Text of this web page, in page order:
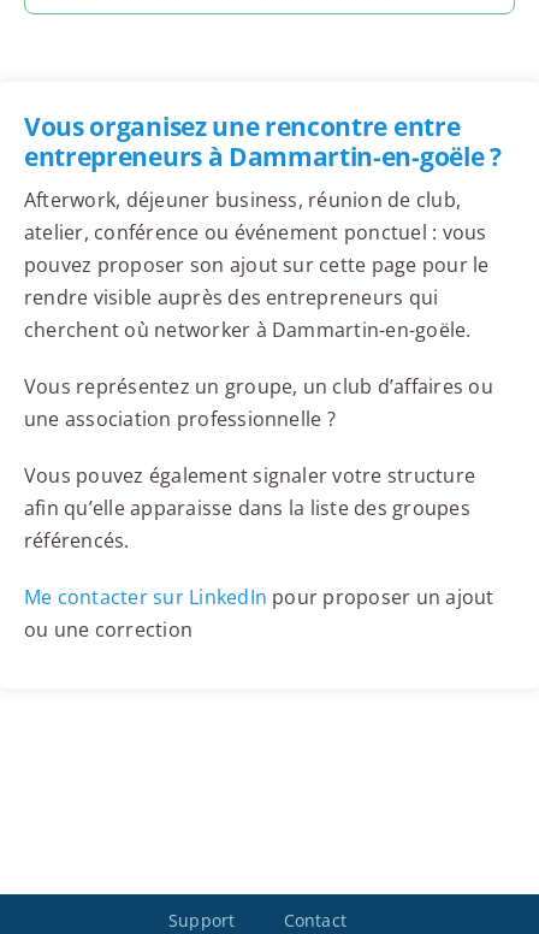
Vous organisez une rencontre entre
entrepreneurs à Dammartin-en-goële ?
Afterwork, déjeuner business, réunion de club,
atelier, conférence ou événement ponctuel : vous
pouvez proposer son ajout sur cette page pour le
rendre visible auprès des entrepreneurs qui
cherchent où networker à Dammartin-en-goële.
Vous représentez un groupe, un club d’affaires ou
une association professionnelle ?
Vous pouvez également signaler votre structure
afin qu’elle apparaisse dans la liste des groupes
référencés.
Me contacter sur LinkedIn pour proposer un ajout
ou une correction
Support Contact